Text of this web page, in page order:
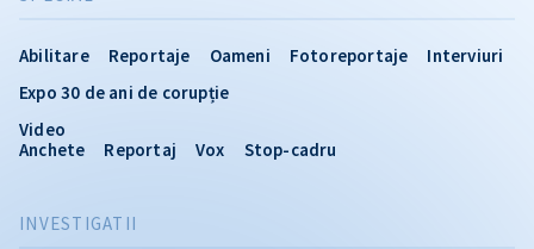
INVESTIGATII
Abilitare Reportaje Oameni Fotoreportaje
Interviuri
Expo 30 de ani de corupție
Video
Anchete
Reportaj Vox Stop-cadru